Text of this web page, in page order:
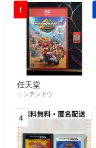
1
任天堂
ニンテンドウ
4